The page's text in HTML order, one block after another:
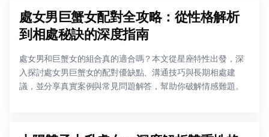
處女男巨蟹女配對全攻略：從性格解析
到相處秘訣的深度指南
處女男和巨蟹女的組合真的適合嗎？本文從星座特性出發，深
入探討處女男巨蟹女的配對優缺點、溝通技巧與長期相處建
議，並分享真實案例與常見問題解答，幫助你破解情感難題。